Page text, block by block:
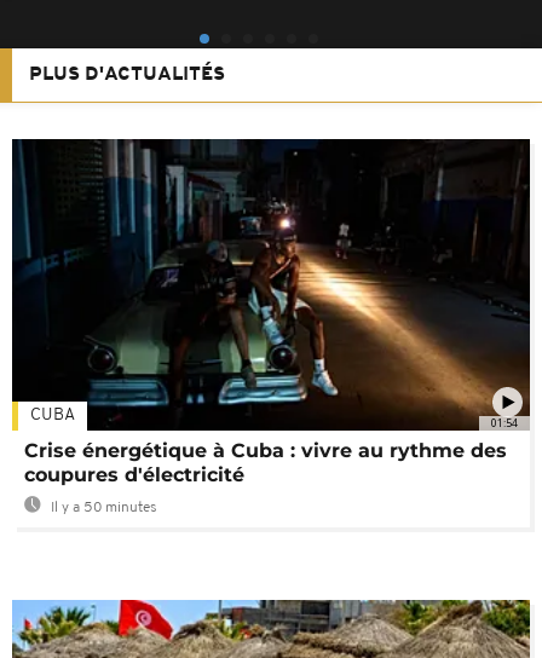
PLUS D'ACTUALITÉS
01:54
CUBA
Crise énergétique à Cuba : vivre au rythme des
coupures d'électricité
Il y a 50 minutes